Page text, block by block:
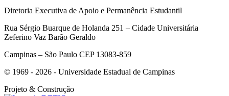
Diretoria Executiva de Apoio e Permanência Estudantil
Rua Sérgio Buarque de Holanda 251 – Cidade Universitária
Zeferino Vaz Barão Geraldo
Campinas – São Paulo CEP 13083-859
© 1969 - 2026 - Universidade Estadual de Campinas
Projeto & Construção